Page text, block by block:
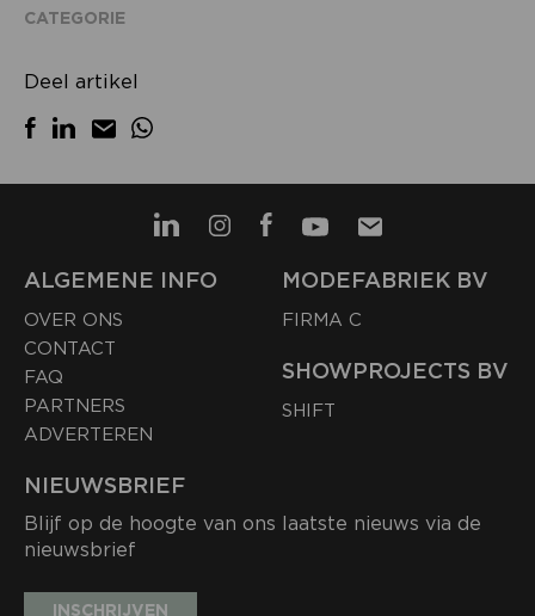
CATEGORIE
Deel artikel
ALGEMENE INFO
OVER ONS
CONTACT
FAQ
PARTNERS
ADVERTEREN
MODEFABRIEK BV
FIRMA C
SHOWPROJECTS BV
SHIFT
NIEUWSBRIEF
Blijf op de hoogte van ons laatste nieuws via de
nieuwsbrief
INSCHRIJVEN